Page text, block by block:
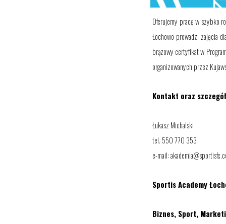
Oferujemy pracę w szybko
Łochowo prowadzi zajęcia
brązowy certyfikat w
organizowanych przez
Kontakt oraz
Łukasz Michalski
tel. 550 770 353
e-mail:
Sportis Academy
Biznes, Sport,